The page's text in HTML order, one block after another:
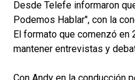
Desde Telefe informaron
Podemos Hablar", con la
El formato que comenzó
mantener entrevistas y